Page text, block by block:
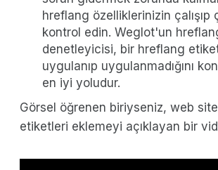
hreflang özelliklerinizin çalışıp
kontrol edin. Weglot'un
denetleyicisi, bir hreflang
uygulanıp uygulanmadığını
en iyi yoludur.
Görsel öğrenen biriyseniz, web
etiketleri eklemeyi açıklayan bir